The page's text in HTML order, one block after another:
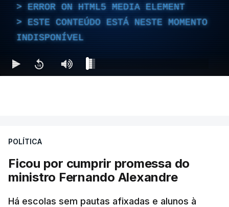
ERROR ON HTML5 MEDIA ELEMENT
ESTE CONTEÚDO ESTÁ NESTE MOMENTO
INDISPONÍVEL
POLÍTICA
Ficou por cumprir promessa do
ministro Fernando Alexandre
Há escolas sem pautas afixadas e alunos à